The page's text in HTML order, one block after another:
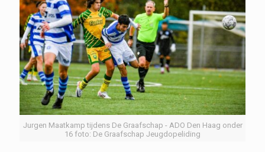
Jurgen Maatkamp tijdens De Graafschap - ADO Den Haag onder
16 foto: De Graafschap Jeugdopeliding